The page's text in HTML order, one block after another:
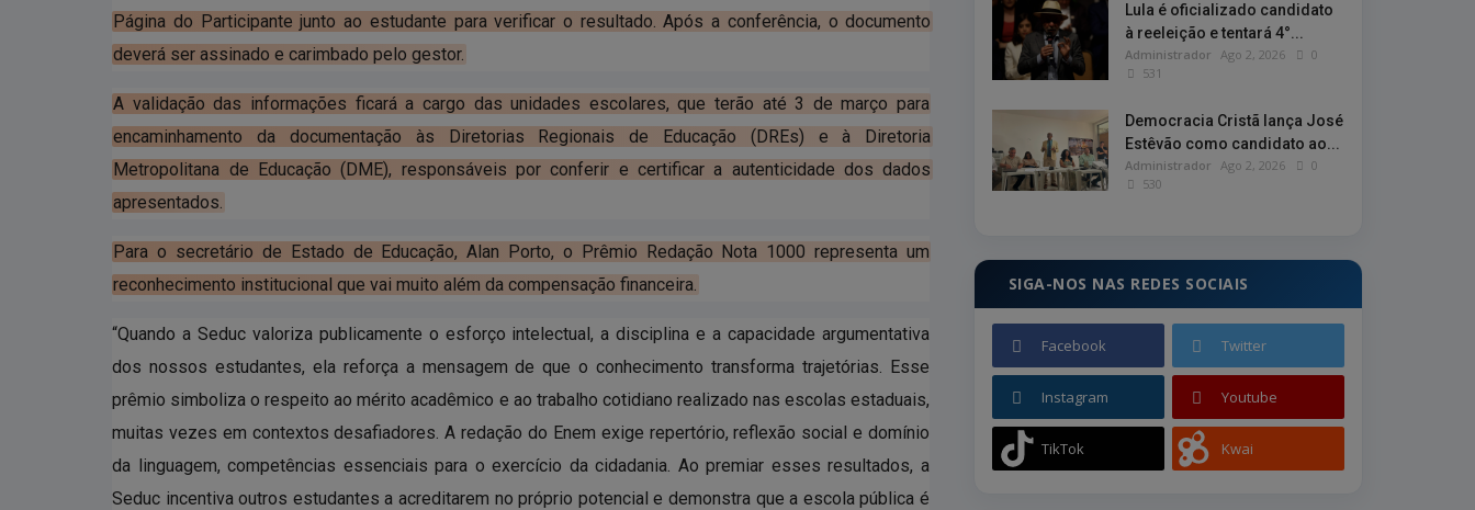
Página do Participante junto ao estudante para verificar o resultado. Após a conferência, o documento
deverá ser assinado e carimbado pelo gestor.
A validação das informações ficará a cargo das unidades escolares, que terão até 3 de março para
encaminhamento da documentação às Diretorias Regionais de Educação (DREs) e à Diretoria
Metropolitana de Educação (DME), responsáveis por conferir e certificar a autenticidade dos dados
apresentados.
Para o secretário de Estado de Educação, Alan Porto, o Prêmio Redação Nota 1000 representa um
reconhecimento institucional que vai muito além da compensação financeira.
“Quando a Seduc valoriza publicamente o esforço intelectual, a disciplina e a capacidade argumentativa
dos nossos estudantes, ela reforça a mensagem de que o conhecimento transforma trajetórias. Esse
prêmio simboliza o respeito ao mérito acadêmico e ao trabalho cotidiano realizado nas escolas estaduais,
muitas vezes em contextos desafiadores. A redação do Enem exige repertório, reflexão social e domínio
da linguagem, competências essenciais para o exercício da cidadania. Ao premiar esses resultados, a
Seduc incentiva outros estudantes a acreditarem no próprio potencial e demonstra que a escola pública é
Lula é oficializado candidato
à reeleição e tentará 4°...
Administrador Ago 2, 2026
0
531
Democracia Cristã lança José
Estêvão como candidato ao...
Administrador Ago 2, 2026
0
530
SIGA-NOS NAS REDES SOCIAIS
Facebook Twitter
Instagram Youtube
TikTok Kwai